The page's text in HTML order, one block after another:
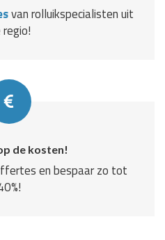
van rolluikspecialisten uit
de kosten!
en bespaar zo tot